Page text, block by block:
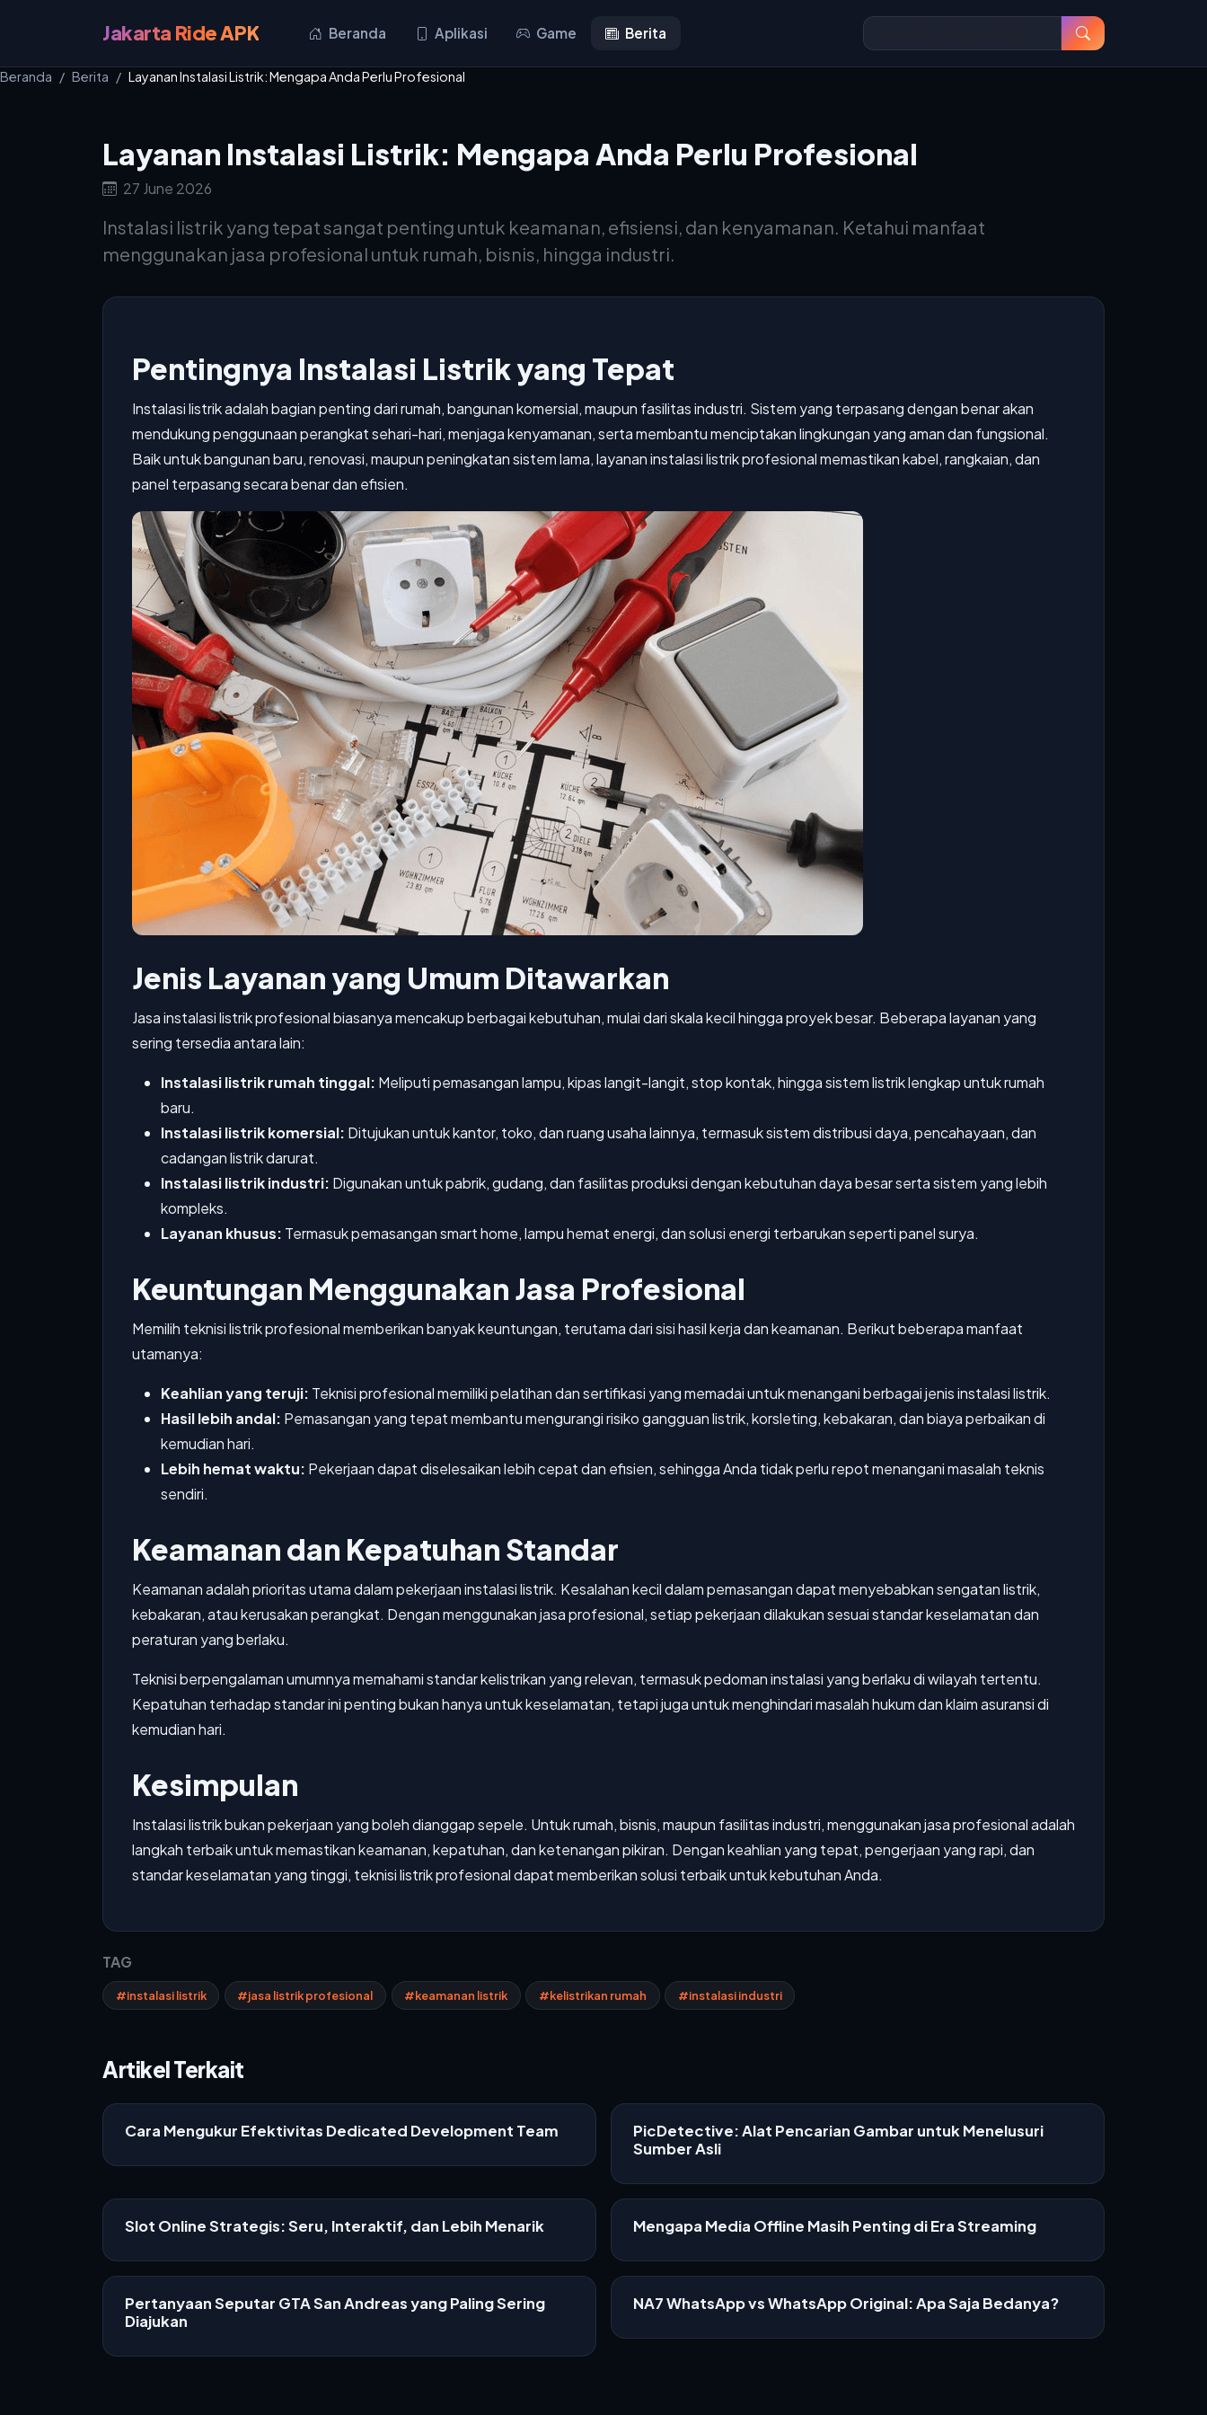
Jakarta Ride APK Beranda Aplikasi Game Berita
Beranda Berita Layanan Instalasi Listrik: Mengapa Anda Perlu Profesional
Layanan Instalasi Listrik: Mengapa Anda Perlu Profesional
27 June 2026
Instalasi listrik yang tepat sangat penting untuk keamanan, efisiensi, dan kenyamanan. Ketahui manfaat
menggunakan jasa profesional untuk rumah, bisnis, hingga industri.
Pentingnya Instalasi Listrik yang Tepat
Instalasi listrik adalah bagian penting dari rumah, bangunan komersial, maupun fasilitas industri. Sistem yang terpasang dengan benar akan
mendukung penggunaan perangkat sehari-hari, menjaga kenyamanan, serta membantu menciptakan lingkungan yang aman dan fungsional.
Baik untuk bangunan baru, renovasi, maupun peningkatan sistem lama, layanan instalasi listrik profesional memastikan kabel, rangkaian, dan
panel terpasang secara benar dan efisien.
Jenis Layanan yang Umum Ditawarkan
Jasa instalasi listrik profesional biasanya mencakup berbagai kebutuhan, mulai dari skala kecil hingga proyek besar. Beberapa layanan yang
sering tersedia antara lain:
Instalasi listrik rumah tinggal: Meliputi pemasangan lampu, kipas langit-langit, stop kontak, hingga sistem listrik lengkap untuk rumah
baru.
Instalasi listrik komersial: Ditujukan untuk kantor, toko, dan ruang usaha lainnya, termasuk sistem distribusi daya, pencahayaan, dan
cadangan listrik darurat.
Instalasi listrik industri: Digunakan untuk pabrik, gudang, dan fasilitas produksi dengan kebutuhan daya besar serta sistem yang lebih
kompleks.
Layanan khusus: Termasuk pemasangan smart home, lampu hemat energi, dan solusi energi terbarukan seperti panel surya.
Keuntungan Menggunakan Jasa Profesional
Memilih teknisi listrik profesional memberikan banyak keuntungan, terutama dari sisi hasil kerja dan keamanan. Berikut beberapa manfaat
utamanya:
Keahlian yang teruji: Teknisi profesional memiliki pelatihan dan sertifikasi yang memadai untuk menangani berbagai jenis instalasi listrik.
Hasil lebih andal: Pemasangan yang tepat membantu mengurangi risiko gangguan listrik, korsleting, kebakaran, dan biaya perbaikan di
kemudian hari.
Lebih hemat waktu: Pekerjaan dapat diselesaikan lebih cepat dan efisien, sehingga Anda tidak perlu repot menangani masalah teknis
sendiri.
Keamanan dan Kepatuhan Standar
Keamanan adalah prioritas utama dalam pekerjaan instalasi listrik. Kesalahan kecil dalam pemasangan dapat menyebabkan sengatan listrik,
kebakaran, atau kerusakan perangkat. Dengan menggunakan jasa profesional, setiap pekerjaan dilakukan sesuai standar keselamatan dan
peraturan yang berlaku.
Teknisi berpengalaman umumnya memahami standar kelistrikan yang relevan, termasuk pedoman instalasi yang berlaku di wilayah tertentu.
Kepatuhan terhadap standar ini penting bukan hanya untuk keselamatan, tetapi juga untuk menghindari masalah hukum dan klaim asuransi di
kemudian hari.
Kesimpulan
Instalasi listrik bukan pekerjaan yang boleh dianggap sepele. Untuk rumah, bisnis, maupun fasilitas industri, menggunakan jasa profesional adalah
langkah terbaik untuk memastikan keamanan, kepatuhan, dan ketenangan pikiran. Dengan keahlian yang tepat, pengerjaan yang rapi, dan
standar keselamatan yang tinggi, teknisi listrik profesional dapat memberikan solusi terbaik untuk kebutuhan Anda.
TAG
#instalasi listrik #jasa listrik profesional #keamanan listrik #kelistrikan rumah #instalasi industri
Artikel Terkait
Cara Mengukur Efektivitas Dedicated Development Team
PicDetective: Alat Pencarian Gambar untuk Menelusuri
Sumber Asli
Slot Online Strategis: Seru, Interaktif, dan Lebih Menarik Mengapa Media Offline Masih Penting di Era Streaming
Pertanyaan Seputar GTA San Andreas yang Paling Sering
Diajukan
NA7 WhatsApp vs WhatsApp Original: Apa Saja Bedanya?